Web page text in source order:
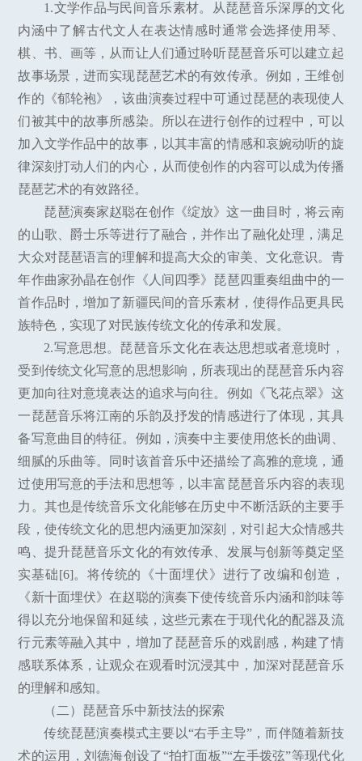
1.文学作品与民间音乐素材。从琵琶音乐深厚的文化
内涵中了解古代文人在表达情感时通常会选择使用琴、
棋、书、画等，从而让人们通过聆听琵琶音乐可以建立起
故事场景，进而实现琵琶艺术的有效传承。例如，王维创
作的《郁轮袍》，该曲演奏过程中可通过琵琶的表现使人
们被其中的故事所感染。所以在进行创作的过程中，可以
加入文学作品中的故事，以其丰富的情感和哀婉动听的旋
律深刻打动人们的内心，从而使创作的内容可以成为传播
琵琶艺术的有效路径。
琵琶演奏家赵聪在创作《绽放》这一曲目时，将云南
的山歌、爵士乐等进行了融合，并作出了融化处理，满足
大众对琵琶语言的理解和提高大众的审美、文化意识。青
年作曲家孙晶在创作《人间四季》琵琶四重奏组曲中的一
首作品时，增加了新疆民间的音乐素材，使得作品更具民
族特色，实现了对民族传统文化的传承和发展。
2.写意思想。琵琶音乐文化在表达思想或者意境时，
受到传统文化写意的思想影响，所表现出的琵琶音乐内容
更加向往对意境表达的追求与向往。例如《飞花点翠》这
一琵琶音乐将江南的乐韵及抒发的情感进行了体现，其具
备写意曲目的特征。例如，演奏中主要使用悠长的曲调、
细腻的乐曲等。同时该首音乐中还描绘了高雅的意境，通
过使用写意的手法和思想等，以丰富琵琶音乐内容的表现
力。其也是传统音乐文化能够在历史中不断活跃的主要手
段，使传统文化的思想内涵更加深刻，对引起大众情感共
鸣、提升琵琶音乐文化的有效传承、发展与创新等奠定坚
实基础[6]。将传统的《十面埋伏》进行了改编和创造，
《新十面埋伏》在赵聪的演奏下使传统音乐内涵和韵味等
得以充分地保留和延续，这些元素在于现代化的配器及流
行元素等融入其中，增加了琵琶音乐的戏剧感，构建了情
感联系体系，让观众在观看时沉浸其中，加深对琵琶音乐
的理解和感知。
（二）琵琶音乐中新技法的探索
传统琵琶演奏模式主要以“右手主导”，而伴随着新技
术的运用，刘德海创设了“拍打面板”“左手拨弦”等现代化